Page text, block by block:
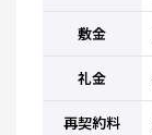
敷金
礼金
再契約料